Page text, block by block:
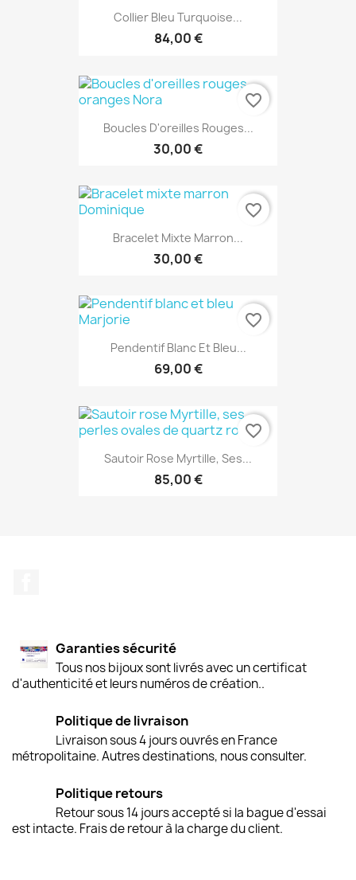
Collier Bleu Turquoise...
84,00 €
Boucles D'oreilles Rouges...
30,00 €
favorite_border
Bracelet Mixte Marron...
30,00 €
favorite_border
Pendentif Blanc Et Bleu...
69,00 €
favorite_border
Sautoir Rose Myrtille, Ses...
85,00 €
favorite_border
Garanties sécurité
Tous nos bijoux sont livrés avec un certificat
d'authenticité et leurs numéros de création..
Politique de livraison
Livraison sous 4 jours ouvrés en France
métropolitaine. Autres destinations, nous consulter.
Politique retours
Retour sous 14 jours accepté si la bague d'essai
est intacte. Frais de retour à la charge du client.